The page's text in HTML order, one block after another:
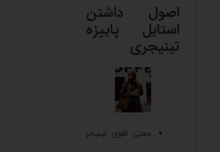
اصول داشتن
استایل پاییزه
تینیجری
معنی لغوی تینیجر